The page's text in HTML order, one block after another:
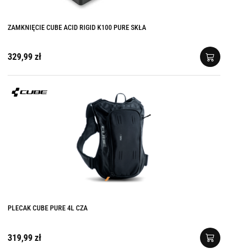
ZAMKNIĘCIE CUBE ACID RIGID K100 PURE SKŁA
329,99 zł
PLECAK CUBE PURE 4L CZA
319,99 zł